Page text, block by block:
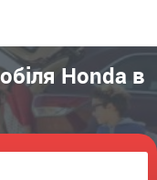
Honda в